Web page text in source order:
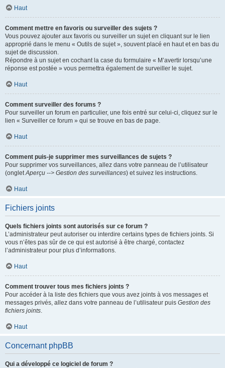
Haut
Comment mettre en favoris ou surveiller des sujets ?
Vous pouvez ajouter aux favoris ou surveiller un sujet en cliquant sur le lien
approprié dans le menu « Outils de sujet », souvent placé en haut et en bas du
sujet de discussion.
Répondre à un sujet en cochant la case du formulaire « M’avertir lorsqu’une
réponse est postée » vous permettra également de surveiller le sujet.
Haut
Comment surveiller des forums ?
Pour surveiller un forum en particulier, une fois entré sur celui-ci, cliquez sur le
lien « Surveiller ce forum » qui se trouve en bas de page.
Haut
Comment puis-je supprimer mes surveillances de sujets ?
Pour supprimer vos surveillances, allez dans votre panneau de l’utilisateur
(ongletAperçu --> Gestion des surveillances) et suivez les instructions.
Haut
Fichiers joints
Quels fichiers joints sont autorisés sur ce forum ?
L’administrateur peut autoriser ou interdire certains types de fichiers joints. Si
vous n’êtes pas sûr de ce qui est autorisé à être chargé, contactez
l’administrateur pour plus d’informations.
Haut
Comment trouver tous mes fichiers joints ?
Pour accéder à la liste des fichiers que vous avez joints à vos messages et
messages privés, allez dans votre panneau de l’utilisateur puis Gestion des
fichiers joints.
Haut
Concernant phpBB
Qui a développé ce logiciel de forum ?